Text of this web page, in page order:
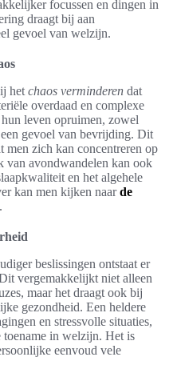
focussen en dingen in
draagt bij aan
gevoel van welzijn.
het chaos verminderen dat
overdaad en complexe
leven opruimen, zowel
gevoel van bevrijding. Dit
men zich kan concentreren op
van avondwandelen kan ook
en het algehele
kan men kijken naarde
.
beslissingen ontstaat er
vergemakkelijkt niet alleen
maar het draagt ook bij
gezondheid. Een heldere
en stressvolle situaties,
toename in welzijn. Het is
eenvoud vele